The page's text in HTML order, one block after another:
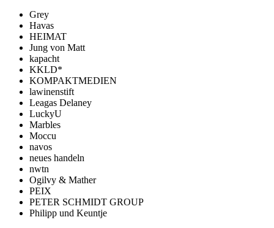
Grey
Havas
HEIMAT
Jung von Matt
kapacht
KKLD*
KOMPAKTMEDIEN
lawinenstift
Leagas Delaney
LuckyU
Marbles
Moccu
navos
neues handeln
nwtn
Ogilvy & Mather
PEIX
PETER SCHMIDT GROUP
Philipp und Keuntje